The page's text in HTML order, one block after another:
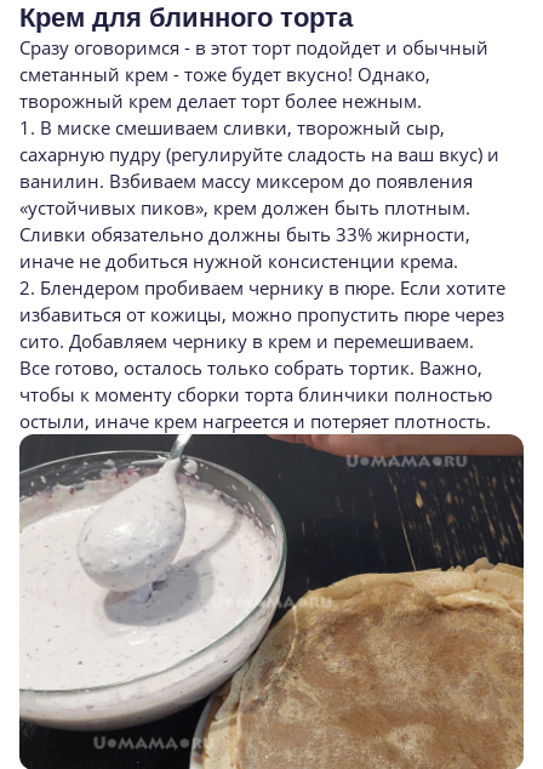
Крем для блинного торта
Сразу оговоримся - в этот торт подойдет и обычный
сметанный крем - тоже будет вкусно! Однако,
творожный крем делает торт более нежным.
1. В миске смешиваем сливки, творожный сыр,
сахарную пудру (регулируйте сладость на ваш вкус) и
ванилин. Взбиваем массу миксером до появления
«устойчивых пиков», крем должен быть плотным.
Сливки обязательно должны быть 33% жирности,
иначе не добиться нужной консистенции крема.
2. Блендером пробиваем чернику в пюре. Если хотите
избавиться от кожицы, можно пропустить пюре через
сито. Добавляем чернику в крем и перемешиваем.
Все готово, осталось только собрать тортик. Важно,
чтобы к моменту сборки торта блинчики полностью
остыли, иначе крем нагреется и потеряет плотность.